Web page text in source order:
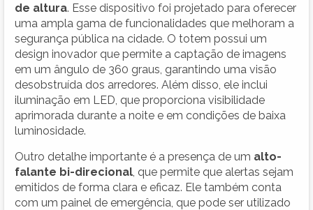
de altura. Esse dispositivo foi projetado para oferecer
uma ampla gama de funcionalidades que melhoram a
segurança pública na cidade. O totem possui um
design inovador que permite a captação de imagens
em um ângulo de 360 graus, garantindo uma visão
desobstruída dos arredores. Além disso, ele inclui
iluminação em LED, que proporciona visibilidade
aprimorada durante a noite e em condições de baixa
luminosidade.
Outro detalhe importante é a presença de um alto-
falante bi-direcional , que permite que alertas sejam
emitidos de forma clara e eficaz. Ele também conta
com um painel de emergência, que pode ser utilizado